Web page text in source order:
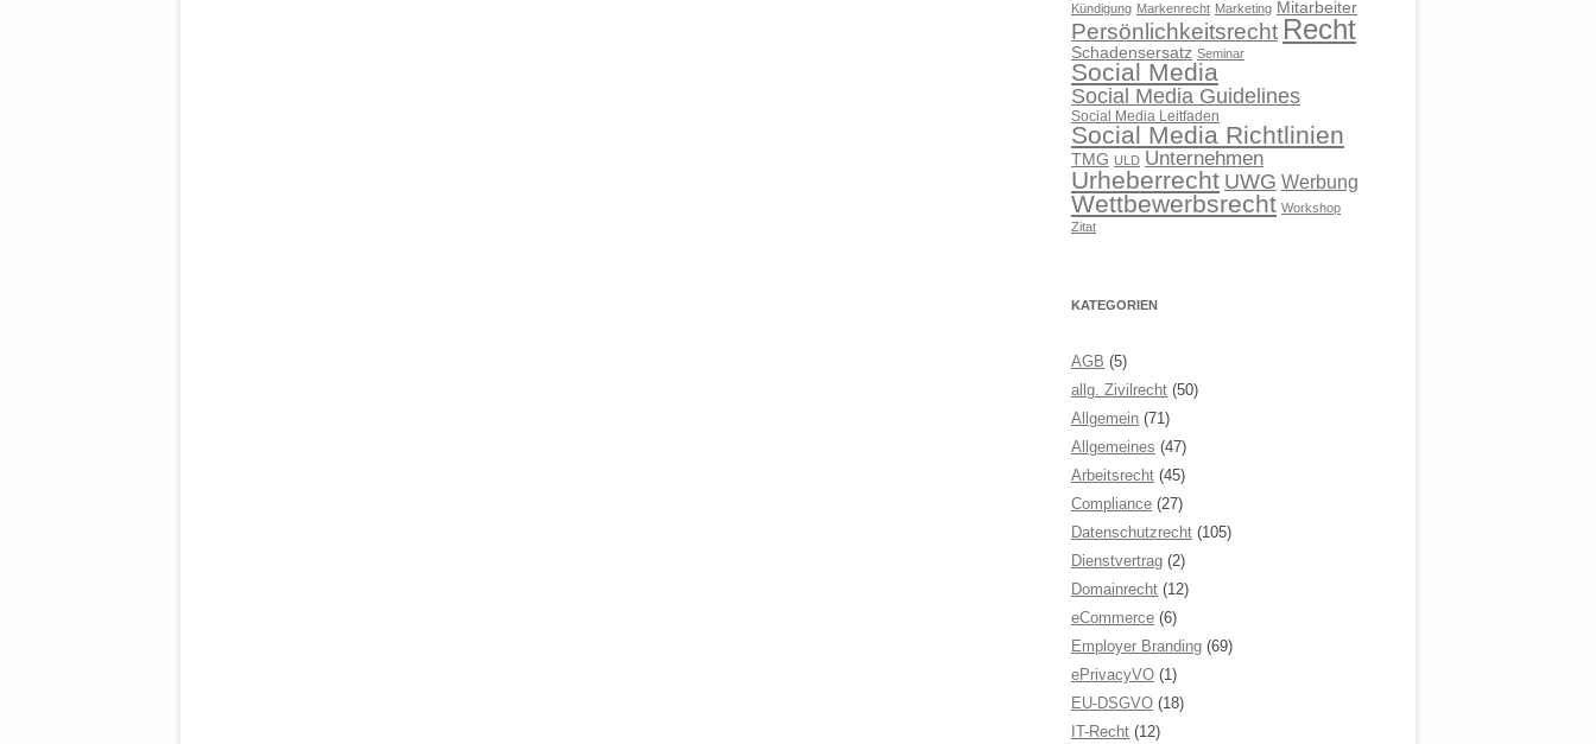
Kündigung Markenrecht Marketing Mitarbeiter
Persönlichkeitsrecht Recht
Schadensersatz Seminar
Social Media
Social Media Guidelines
Social Media Leitfaden
Social Media Richtlinien
TMG ULD Unternehmen
Urheberrecht UWG Werbung
Wettbewerbsrecht Workshop
Zitat
KATEGORIEN
AGB (5)
allg. Zivilrecht (50)
Allgemein (71)
Allgemeines (47)
Arbeitsrecht (45)
Compliance (27)
Datenschutzrecht (105)
Dienstvertrag (2)
Domainrecht (12)
eCommerce (6)
Employer Branding (69)
ePrivacyVO (1)
EU-DSGVO (18)
IT-Recht (12)